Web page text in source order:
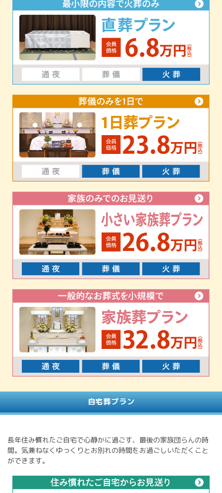
自宅葬プラン
長年住み慣れたご自宅で心静かに過ごす、最後の家族団らんの時
間。気兼ねなくゆっくりとお別れの時間をお過ごしいただくこと
ができます。